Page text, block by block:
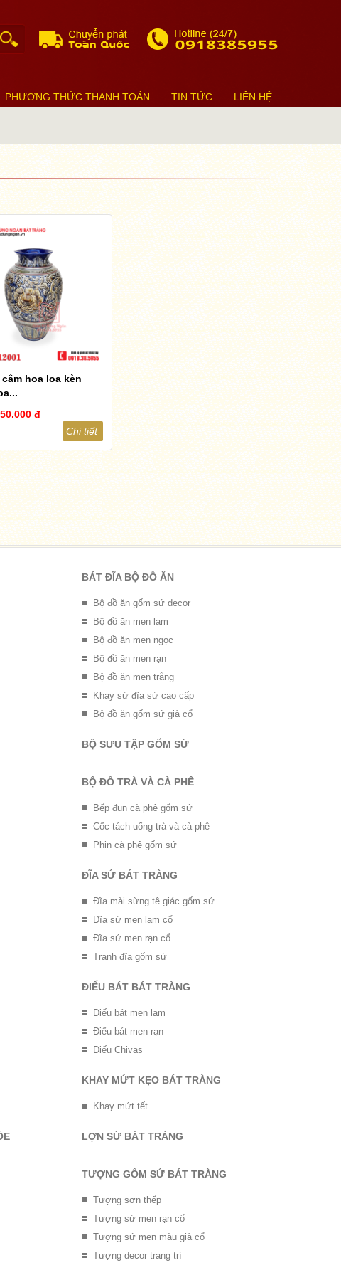
PHƯƠNG THỨC THANH TOÁN TIN TỨC LIÊN HỆ
hoa loa kèn
đ
Chi tiết
BÁT ĐĨA BỘ ĐỒ ĂN
Bộ đồ ăn gốm sứ decor
Bộ đồ ăn men lam
Bộ đồ ăn men ngọc
Bộ đồ ăn men rạn
Bộ đồ ăn men trắng
Khay sứ đĩa sứ cao cấp
Bộ đồ ăn gốm sứ giả cổ
BỘ SƯU TẬP GỐM SỨ
BỘ ĐỒ TRÀ VÀ CÀ PHÊ
Bếp đun cà phê gốm sứ
Cốc tách uống trà và cà phê
Phin cà phê gốm sứ
ĐĨA SỨ BÁT TRÀNG
Đĩa mài sừng tê giác gốm sứ
Đĩa sứ men lam cổ
Đĩa sứ men rạn cổ
Tranh đĩa gốm sứ
ĐIẾU BÁT BÁT TRÀNG
Điếu bát men lam
Điếu bát men rạn
Điếu Chivas
KHAY MỨT KẸO BÁT TRÀNG
Khay mứt tết
LỢN SỨ BÁT TRÀNG
TƯỢNG GỐM SỨ BÁT TRÀNG
Tượng sơn thếp
Tượng sứ men rạn cổ
Tượng sứ men màu giả cổ
Tượng decor trang trí